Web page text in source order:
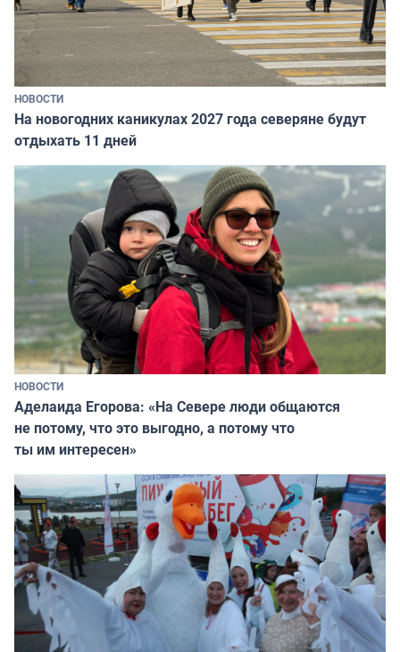
НОВОСТИ
На новогодних каникулах 2027 года северяне будут
отдыхать 11 дней
НОВОСТИ
Аделаида Егорова: «На Севере люди общаются
не потому, что это выгодно, а потому что
ты им интересен»